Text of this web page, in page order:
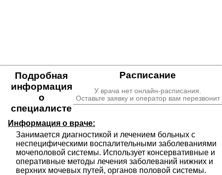
Расписание
У врача нет онлайн-расписания.
Оставьте заявку и оператор вам перезвонит
Подробная
информация
о
специалисте
Информация о враче:
Занимается диагностикой и лечением больных с
неспецифическими воспалительными заболеваниями
мочеполовой системы. Использует консервативные и
оперативные методы лечения заболеваний нижних и
верхних мочевых путей, органов половой системы.